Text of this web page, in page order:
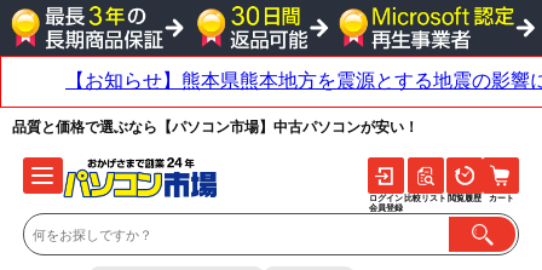
品質と価格で選ぶなら【パソコン市場】中古パソコンが安い！
ログイン
会員登録
比較リスト 閲覧履歴 カート